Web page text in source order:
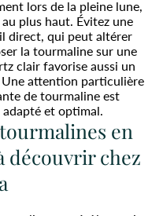
lors de la pleine lune,
plus haut. Évitez une
direct, qui peut altérer
la tourmaline sur une
clair favorise aussi un
attention particulière
de tourmaline est
et optimal.
en
découvrir chez